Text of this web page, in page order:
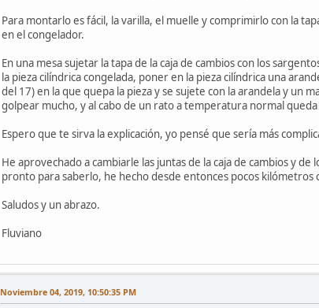
Para montarlo es fácil, la varilla, el muelle y comprimirlo con la
en el congelador.
En una mesa sujetar la tapa de la caja de cambios con los
la pieza cilíndrica congelada, poner en la pieza cilíndrica una
del 17) en la que quepa la pieza y se sujete con la arandela y un
golpear mucho, y al cabo de un rato a temperatura normal
Espero que te sirva la explicación, yo pensé que sería más
He aprovechado a cambiarle las juntas de la caja de cambios y
pronto para saberlo, he hecho desde entonces pocos kilómetros
Saludos y un abrazo.
Fluviano
Noviembre 04, 2019, 10:50:35 PM